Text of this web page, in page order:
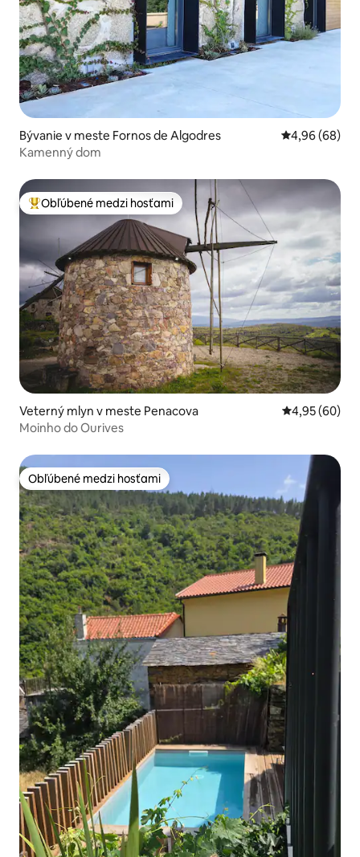
Bývanie v meste Fornos de Algodres Priemerné
4,96 (68)
Kamenný dom
Najobľúbenejšie medzi hosťami
Obľúbené medzi hosťami
Veterný mlyn v meste Penacova Priemerné
4,95 (60)
Moinho do Ourives
Obľúbené medzi hosťami
Obľúbené medzi hosťami